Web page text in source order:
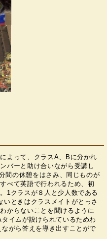
よって、クラスA、Bに分かれ
バーと助け合いながら受講し
間の休憩をはさみ、同じものが
べて英語で行われるため、初
1クラスが８人と少人数である
いときはクラスメイトがとっさ
からないことを聞けるように
イムが設けられているためわ
がら答えを導き出すことがで